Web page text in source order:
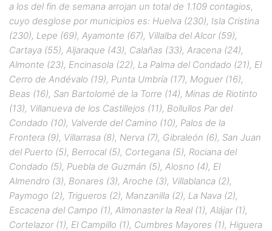
a los del fin de semana arrojan un total de 1.109 contagios,
cuyo desglose por municipios es: Huelva (230), Isla Cristina
(230), Lepe (69), Ayamonte (67), Villalba del Alcor (59),
Cartaya (55), Aljaraque (43), Calañas (33), Aracena (24),
Almonte (23), Encinasola (22), La Palma del Condado (21), El
Cerro de Andévalo (19), Punta Umbría (17), Moguer (16),
Beas (16), San Bartolomé de la Torre (14), Minas de Riotinto
(13), Villanueva de los Castillejos (11), Bollullos Par del
Condado (10), Valverde del Camino (10), Palos de la
Frontera (9), Villarrasa (8), Nerva (7), Gibraleón (6), San Juan
del Puerto (5), Berrocal (5), Cortegana (5), Rociana del
Condado (5), Puebla de Guzmán (5), Alosno (4), El
Almendro (3), Bonares (3), Aroche (3), Villablanca (2),
Paymogo (2), Trigueros (2), Manzanilla (2), La Nava (2),
Escacena del Campo (1), Almonaster la Real (1), Alájar (1),
Cortelazor (1), El Campillo (1), Cumbres Mayores (1), Higuera